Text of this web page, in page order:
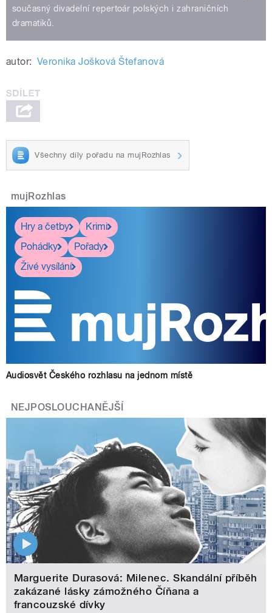
současný divadelní repertoár polských i zahraničních
dramatiků.
autor: Veronika Jošková Štefanová
Všechny díly pořadu na mujRozhlas
mujRozhlas
Hry a četby
Krimi
Pohádky
Pořady
Živé vysílání
Audiosvět Českého rozhlasu na jednom místě
NEJPOSLOUCHANĚJŠÍ
Marguerite Durasová: Milenec. Skandální příběh
zakázané lásky zámožného Číňana a
francouzské dívky